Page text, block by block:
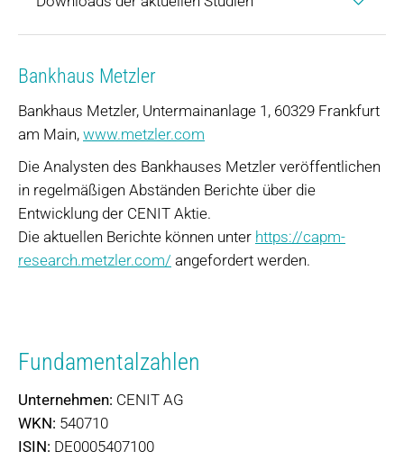
Bankhaus Metzler
Bankhaus Metzler, Untermainanlage 1, 60329 Frankfurt
am Main, www.metzler.com
Die Analysten des Bankhauses Metzler veröffentlichen
in regelmäßigen Abständen Berichte über die
Entwicklung der CENIT Aktie.
Die aktuellen Berichte können unter https://capm-
research.metzler.com/ angefordert werden.
Fundamentalzahlen
Unternehmen: CENIT AG
WKN: 540710
ISIN: DE0005407100